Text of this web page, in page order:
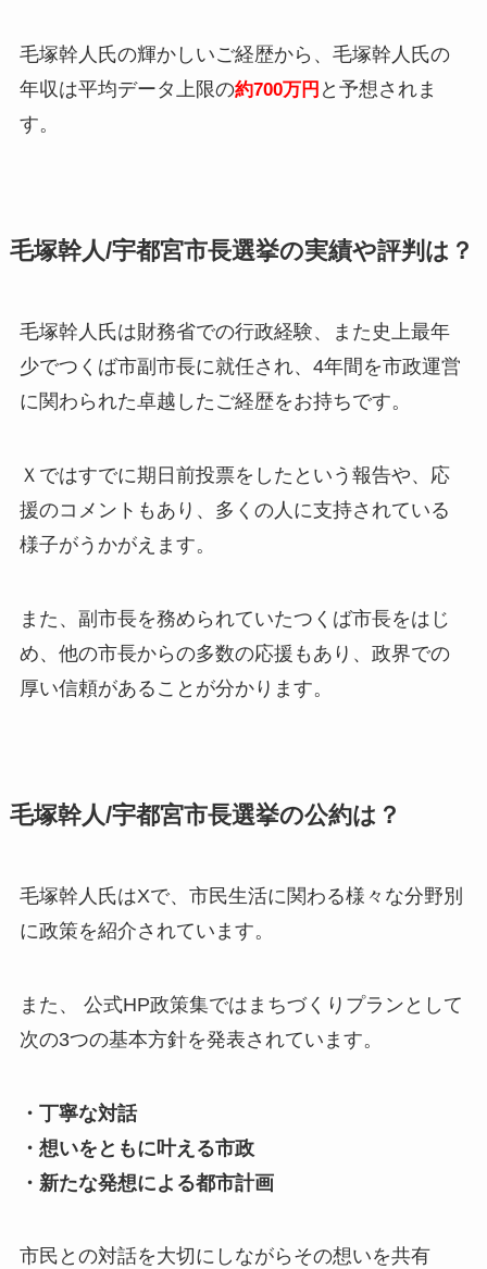
毛塚幹人氏の輝かしいご経歴から、毛塚幹人氏の
年収は平均データ上限の約700万円 と予想されま
す。
毛塚幹人/宇都宮市長選挙の実績や評判は？
毛塚幹人氏は財務省での行政経験、また史上最年
少でつくば市副市長に就任され、4年間を市政運営
に関わられた卓越したご経歴をお持ちです。
Ｘではすでに期日前投票をしたという報告や、応
援のコメントもあり、多くの人に支持されている
様子がうかがえます。
また、副市長を務められていたつくば市長をはじ
め、他の市長からの多数の応援もあり、政界での
厚い信頼があることが分かります。
毛塚幹人/宇都宮市長選挙の公約は？
毛塚幹人氏はXで、市民生活に関わる様々な分野別
に政策を紹介されています。
また、 公式HP政策集ではまちづくりプランとして
次の3つの基本方針を発表されています。
・丁寧な対話
・想いをともに叶える市政
・新たな発想による都市計画
市民との対話を大切にしながらその想いを共有